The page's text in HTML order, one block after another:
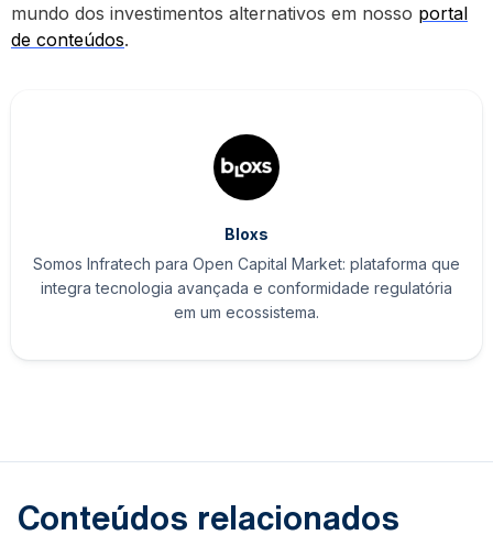
mundo dos investimentos alternativos em nosso portal
de conteúdos.
Bloxs
Somos Infratech para Open Capital Market: plataforma que
integra tecnologia avançada e conformidade regulatória
em um ecossistema.
Conteúdos relacionados